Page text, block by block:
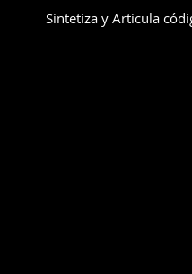
Sintetiza y Articula